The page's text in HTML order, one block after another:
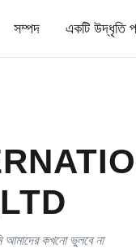
সম্পদ একটি উদ্ধৃতি
আমাদের কখনো ভুলবে না